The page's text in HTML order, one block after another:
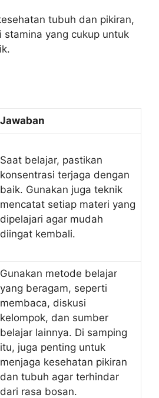
tubuh dan pikiran,
stamina yang cukup untuk
Jawaban
Saat belajar, pastikan
konsentrasi terjaga dengan
baik. Gunakan juga teknik
mencatat setiap materi yang
dipelajari agar mudah
diingat kembali.
Gunakan metode belajar
yang beragam, seperti
membaca, diskusi
kelompok, dan sumber
belajar lainnya. Di samping
itu, juga penting untuk
menjaga kesehatan pikiran
dan tubuh agar terhindar
dari rasa bosan.